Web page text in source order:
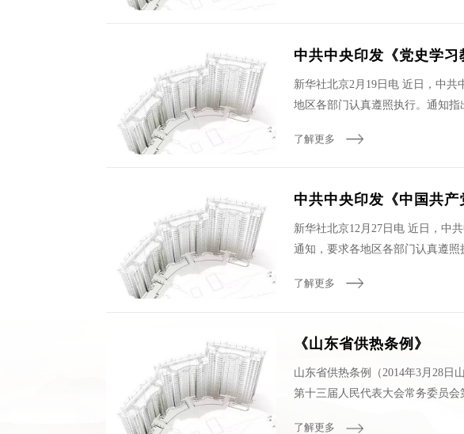
中共中央印发《党史学习
新华社北京2月19日电 近日，中
地区各部门认真遵照执行。通知
了解更多
中共中央印发《中国共产
新华社北京12月27日电 近日，中
通知，要求各地区各部门认真遵
了解更多
《山东省供热条例》
山东省供热条例（2014年3月28日
第十三届人民代表大会常务委员
了解更多